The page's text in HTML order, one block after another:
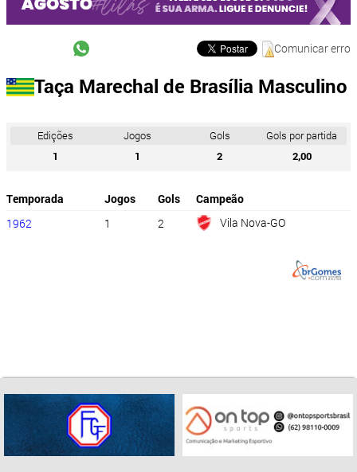
Comunicar erro
Taça Marechal de Brasília Masculino
Edições Jogos Gols
Gols por partida
1
1 2 2,00
Temporada Jogos Gols
Campeão
1962
1 2 Vila Nova-GO